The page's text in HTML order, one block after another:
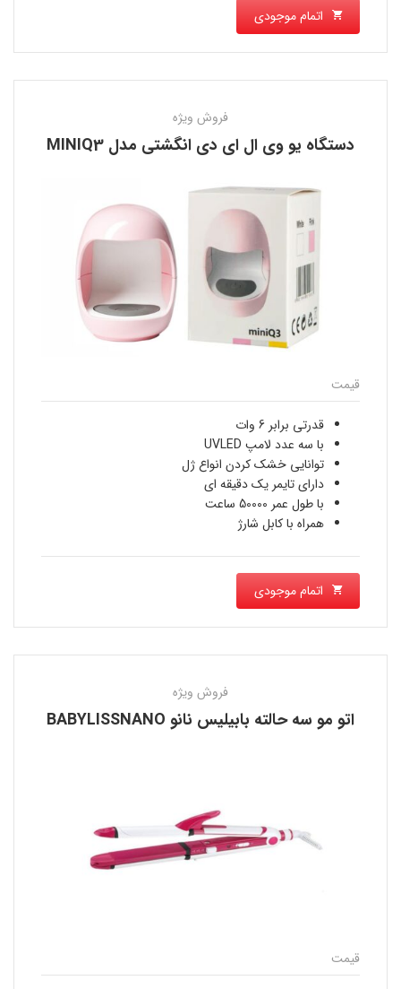
اتمام موجودی
فروش ویژه
دستگاه یو وی ال ای دی انگشتی مدل MINIQ3
قیمت
قدرتی برابر 6 وات
با سه عدد لامپ UVLED
توانایی خشک کردن انواع ژل
دارای تایمر یک دقیقه ای
با طول عمر 50000 ساعت
همراه با کابل شارژ
اتمام موجودی
فروش ویژه
اتو مو سه حالته بابیلیس نانو BABYLISSNANO
قیمت